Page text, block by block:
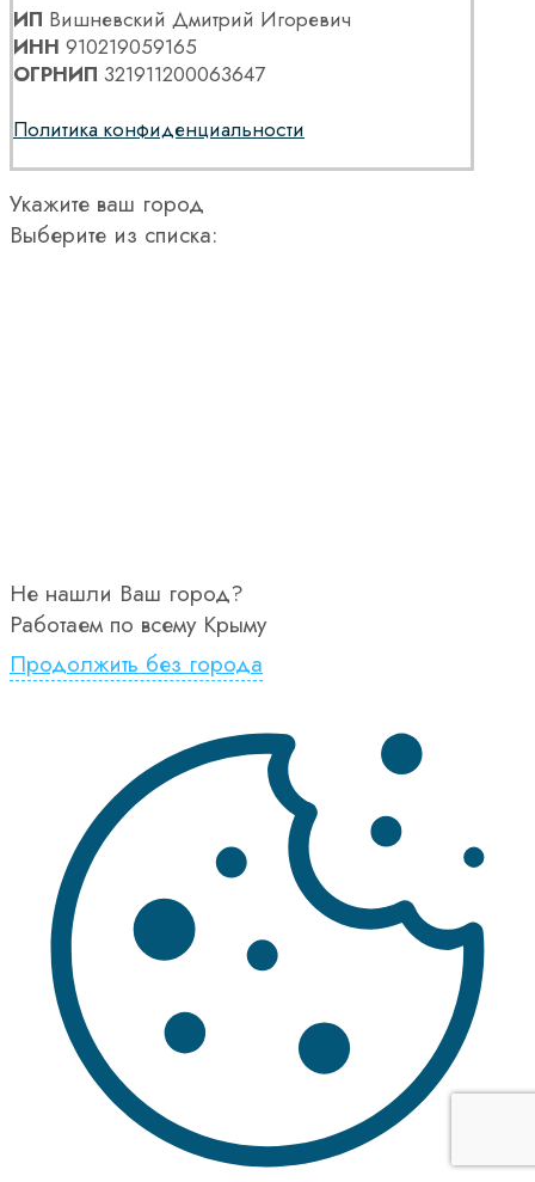
ИП Вишневский Дмитрий Игоревич
ИНН 910219059165
ОГРНИП 321911200063647
Политика конфиденциальности
Укажите ваш город
Выберите из списка:
Не нашли Ваш город?
Работаем по всему Крыму
Продолжить без города